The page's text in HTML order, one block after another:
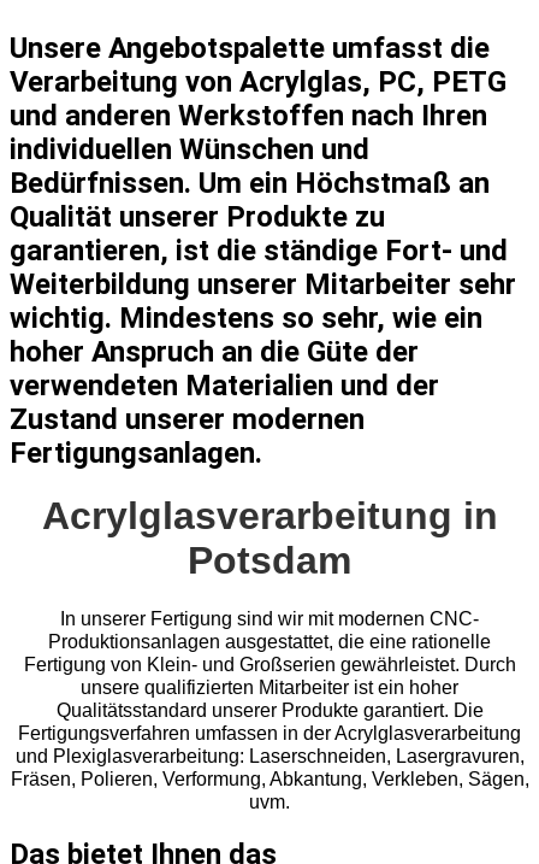
Unsere Angebotspalette umfasst die
Verarbeitung von Acrylglas, PC, PETG
und anderen Werkstoffen nach Ihren
individuellen Wünschen und
Bedürfnissen. Um ein Höchstmaß an
Qualität unserer Produkte zu
garantieren, ist die ständige Fort- und
Weiterbildung unserer Mitarbeiter sehr
wichtig. Mindestens so sehr, wie ein
hoher Anspruch an die Güte der
verwendeten Materialien und der
Zustand unserer modernen
Fertigungsanlagen.
Acrylglasverarbeitung in
Potsdam
In unserer Fertigung sind wir mit modernen CNC-
Produktionsanlagen ausgestattet, die eine rationelle
Fertigung von Klein- und Großserien gewährleistet. Durch
unsere qualifizierten Mitarbeiter ist ein hoher
Qualitätsstandard unserer Produkte garantiert. Die
Fertigungsverfahren umfassen in der Acrylglasverarbeitung
und Plexiglasverarbeitung: Laserschneiden, Lasergravuren,
Fräsen, Polieren, Verformung, Abkantung, Verkleben, Sägen,
uvm.
Das bietet Ihnen das